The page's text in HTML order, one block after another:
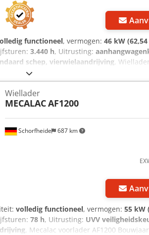
functioneel, vermogen: 46 kW
3.440 h, Uitrusting:
schep, vierwielaandrijving,
teller: 3.440 5.050 kg 2-traps
- incl. bak - incl. vorken - incl.
- joystickbediening -
- goede banden - originele lak -
Dksdpfx Ahsyy Nyyjter - direct
mogelijk!
Schorfheide 687 km
Wiellader
MECALACAF1200
volledig functioneel, vermogen: 55 kW
78 h, Uitrusting: UVV
, Mecalac voorlader AF1200